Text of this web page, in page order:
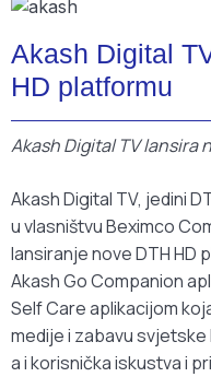
Akash Digital
HD platformu
Akash Digital TV lansira
Akash Digital TV, jedini
u vlasništvu Beximco
lansiranje nove DTH HD
Akash Go Companion
Self Care aplikacijom
medije i zabavu
a i korisnička iskustva i